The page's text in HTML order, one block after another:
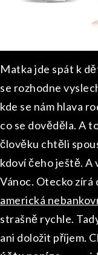
Matka jde spát k
se rozhodne
kde se nám hlava
co se dověděla. A
člověku chtěli
kdoví čeho ještě. A
Vánoc. Otecko zírá
americká
strašně rychle.
ani doložit příjem.